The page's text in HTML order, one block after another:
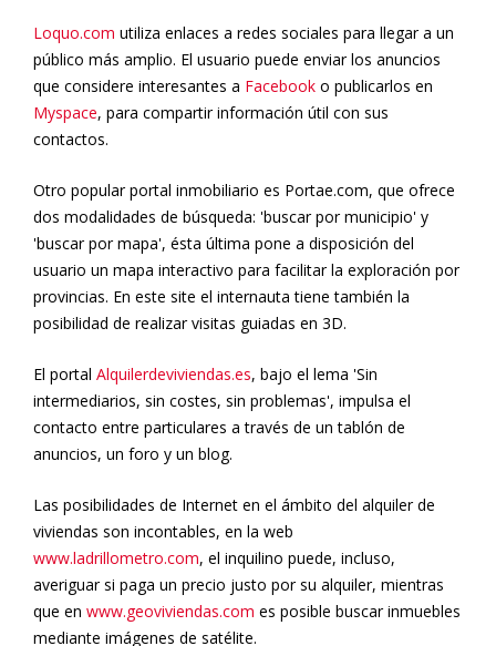
Loquo.com utiliza enlaces a redes sociales para llegar a un
público más amplio. El usuario puede enviar los anuncios
que considere interesantes a Facebook o publicarlos en
Myspace, para compartir información útil con sus
contactos.
Otro popular portal inmobiliario es Portae.com, que ofrece
dos modalidades de búsqueda: 'buscar por municipio' y
'buscar por mapa', ésta última pone a disposición del
usuario un mapa interactivo para facilitar la exploración por
provincias. En este site el internauta tiene también la
posibilidad de realizar visitas guiadas en 3D.
El portal Alquilerdeviviendas.es, bajo el lema 'Sin
intermediarios, sin costes, sin problemas', impulsa el
contacto entre particulares a través de un tablón de
anuncios, un foro y un blog.
Las posibilidades de Internet en el ámbito del alquiler de
viviendas son incontables, en la web
www.ladrillometro.com, el inquilino puede, incluso,
averiguar si paga un precio justo por su alquiler, mientras
que en www.geoviviendas.com es posible buscar inmuebles
mediante imágenes de satélite.